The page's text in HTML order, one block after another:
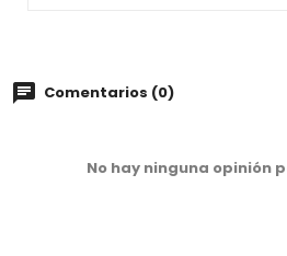
Comentarios (0)
No hay ninguna opinión